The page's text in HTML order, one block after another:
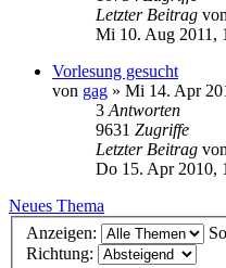
Letzter Beitrag von
Mi 10. Aug 2011,
Vorlesung gesucht
von gag » Mi 14. Apr
3 Antworten
9631 Zugriffe
Letzter Beitrag von
Do 15. Apr 2010,
Neues Thema
Anzeigen:
Richtung: